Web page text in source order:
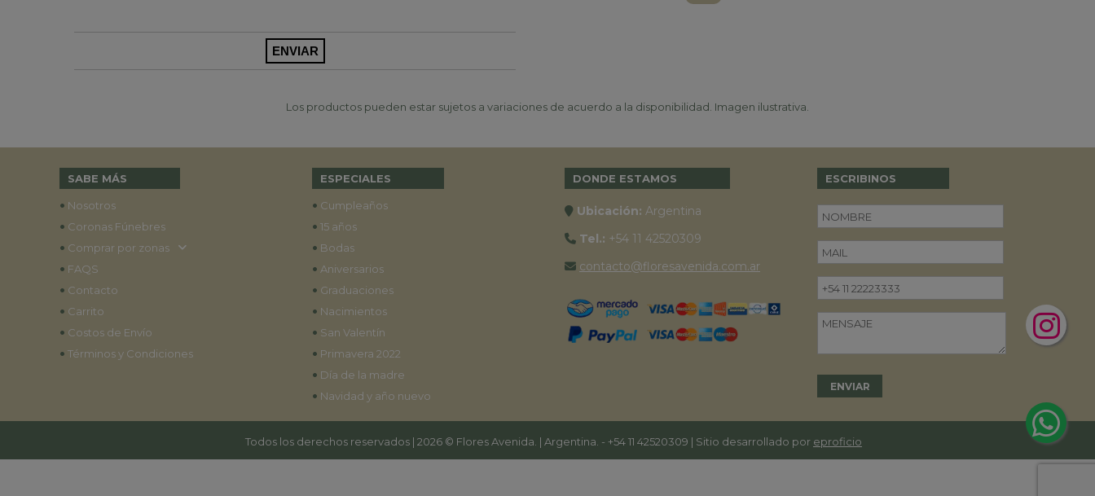
Los productos pueden estar sujetos a variaciones de acuerdo a la disponibilidad. Imagen ilustrativa.
SABE MÁS
• Nosotros
• Coronas Fúnebres
• Comprar por zonas
• FAQS
• Contacto
• Carrito
• Costos de Envío
• Términos y Condiciones
ESPECIALES
• Cumpleaños
• 15 años
• Bodas
• Aniversarios
• Graduaciones
• Nacimientos
• San Valentín
• Primavera 2022
• Día de la madre
• Navidad y año nuevo
DONDE ESTAMOS
Ubicación: Argentina
Tel.: +54 11 42520309
contacto@floresavenida.com.ar
ESCRIBINOS
Todos los derechos reservados | 2026 © Flores Avenida. | Argentina. - +54 11 42520309 | Sitio desarrollado por eproficio